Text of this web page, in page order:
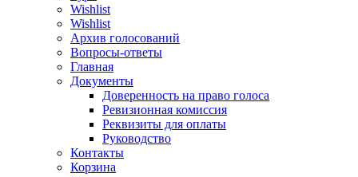
Wishlist
Wishlist
Архив голосований
Вопросы-ответы
Главная
Документы
Доверенность на право голоса
Ревизионная комиссия
Реквизиты для оплаты
Руководство
Контакты
Корзина